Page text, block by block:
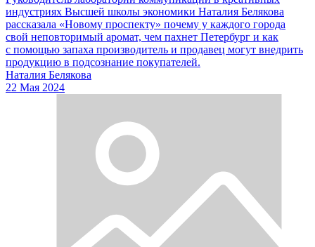
индустриях Высшей школы экономики Наталия Белякова
рассказала «Новому проспекту» почему у каждого города
свой неповторимый аромат, чем пахнет Петербург и как
с помощью запаха производитель и продавец могут внедрить
продукцию в подсознание покупателей.
Наталия Белякова
22 Мая 2024